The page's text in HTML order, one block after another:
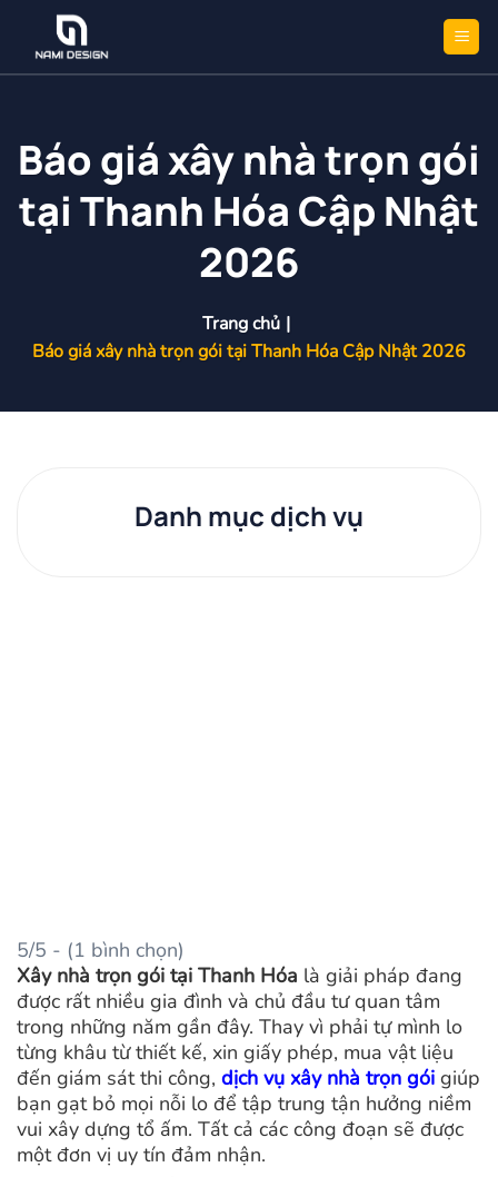
Báo giá xây nhà trọn gói
tại Thanh Hóa Cập Nhật
2026
Trang chủ |
Báo giá xây nhà trọn gói tại Thanh Hóa Cập Nhật 2026
Danh mục dịch vụ
5/5 - (1 bình chọn)
Xây nhà trọn gói tại Thanh Hóa là giải pháp đang
được rất nhiều gia đình và chủ đầu tư quan tâm
trong những năm gần đây. Thay vì phải tự mình lo
từng khâu từ thiết kế, xin giấy phép, mua vật liệu
đến giám sát thi công, dịch vụ xây nhà trọn gói giúp
bạn gạt bỏ mọi nỗi lo để tập trung tận hưởng niềm
vui xây dựng tổ ấm. Tất cả các công đoạn sẽ được
một đơn vị uy tín đảm nhận.